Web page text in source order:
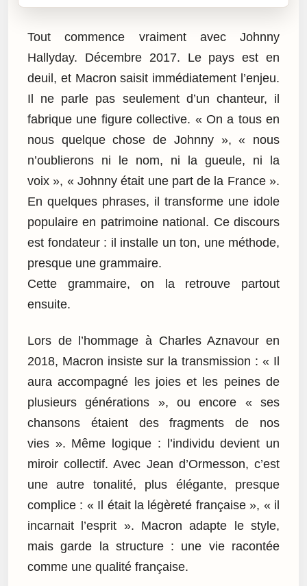
Tout commence vraiment avec Johnny
Hallyday. Décembre 2017. Le pays est en
deuil, et Macron saisit immédiatement l’enjeu.
Il ne parle pas seulement d’un chanteur, il
fabrique une figure collective. « On a tous en
nous quelque chose de Johnny », « nous
n’oublierons ni le nom, ni la gueule, ni la
voix », « Johnny était une part de la France ».
En quelques phrases, il transforme une idole
populaire en patrimoine national. Ce discours
est fondateur : il installe un ton, une méthode,
presque une grammaire.
Cette grammaire, on la retrouve partout
ensuite.
Lors de l’hommage à Charles Aznavour en
2018, Macron insiste sur la transmission : « Il
aura accompagné les joies et les peines de
plusieurs générations », ou encore « ses
chansons étaient des fragments de nos
vies ». Même logique : l’individu devient un
miroir collectif. Avec Jean d’Ormesson, c’est
une autre tonalité, plus élégante, presque
complice : « Il était la légèreté française », « il
incarnait l’esprit ». Macron adapte le style,
mais garde la structure : une vie racontée
comme une qualité française.